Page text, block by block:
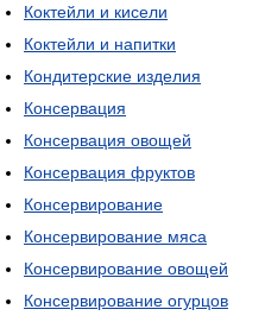
Коктейли и кисели
Коктейли и напитки
Кондитерские изделия
Консервация
Консервация овощей
Консервация фруктов
Консервирование
Консервирование мяса
Консервирование овощей
Консервирование огурцов